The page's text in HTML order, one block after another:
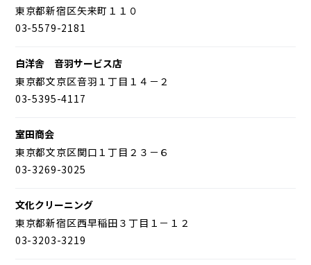
東京都新宿区矢来町１１０
03-5579-2181
白洋舎 音羽サービス店
東京都文京区音羽１丁目１４－２
03-5395-4117
室田商会
東京都文京区関口１丁目２３－６
03-3269-3025
文化クリーニング
東京都新宿区西早稲田３丁目１－１２
03-3203-3219